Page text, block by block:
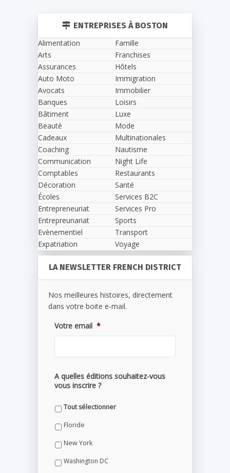
ENTREPRISES À BOSTON
Alimentation
Arts
Assurances
Auto Moto
Avocats
Banques
Bâtiment
Beauté
Cadeaux
Coaching
Communication
Comptables
Décoration
Écoles
Entrepreneuriat
Entrepreunariat
Evènementiel
Expatriation
Famille
Franchises
Hôtels
Immigration
Immobilier
Loisirs
Luxe
Mode
Multinationales
Nautisme
Night Life
Restaurants
Santé
Services B2C
Services Pro
Sports
Transport
Voyage
LA NEWSLETTER FRENCH DISTRICT
Nos meilleures histoires, directement
dans votre boite e-mail.
Votre email *
A quelles éditions souhaitez-vous
vous inscrire ?
Tout sélectionner
Floride
New York
Washington DC